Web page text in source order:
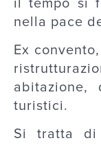
il tempo si
nella pace
Ex
abitazione,
turistici.
Si tratta di